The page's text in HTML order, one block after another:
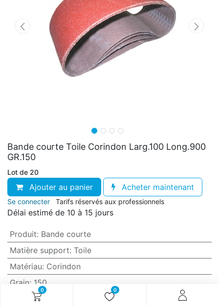
0 0
Bande courte Toile Corindon Larg.100 Long.900
GR.150
Lot de 20
Ajouter au panier Acheter maintenant
Se connecter Tarifs réservés aux professionnels
Délai estimé de 10 à 15 jours
Produit: Bande courte
Matière support: Toile
Matériau: Corindon
Grain: 150
Anti-encrassement
Non (standard)